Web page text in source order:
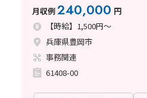
月収例240,000 円
【時給】1,500円～
兵庫県豊岡市
事務関連
61408-00